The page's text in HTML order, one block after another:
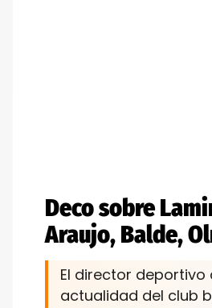
Deco sobre
Araujo, Balde,
El director deportivo
actualidad del club